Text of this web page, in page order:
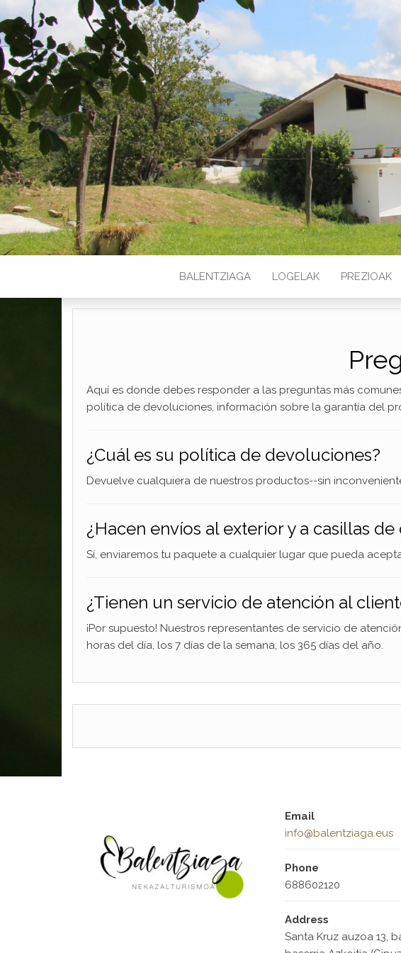
BALENTZIAGA LOGELAK PREZIOAK
Aquí es donde debes responder a las preguntas más
política de devoluciones, información sobre la garantía del
¿Cuál es su política de devoluciones?
Devuelve cualquiera de nuestros productos--sin
¿Hacen envíos al exterior y a casillas
Sí, enviaremos tu paquete a cualquier lugar que pueda
¿Tienen un servicio de atención al
¡Por supuesto! Nuestros representantes de servicio de
horas del día, los 7 días de la semana, los 365 días del año.
Email
info@balentziaga.eus
Phone
688602120
Address
Santa Kruz auzoa 13,